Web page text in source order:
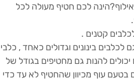
לכם חטיף מעולה לכל
קטנים .
לכלבים בינונים וגדולים כאחד ,
יכולים להנות גם מחטיפים בגודל של
בטעם עוף מכיוון שהחטיף לא עד כדי